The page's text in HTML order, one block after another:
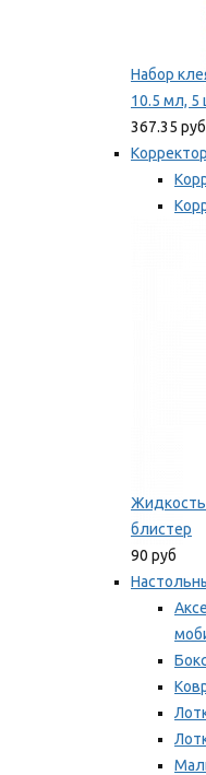
Набор
10.5 мл, 5
367.35 руб
Мы
Жидкость
блистер
90 руб